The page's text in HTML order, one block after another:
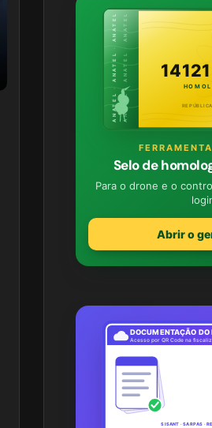
ANATEL · ANATEL · ANATELANATEL · ANATEL · ANATEL
Selo de
Para o drone e o
Abrir o
DOCUMENTAÇÃO DO
Acesso por QR Code na
SISANT · SARPAS ·